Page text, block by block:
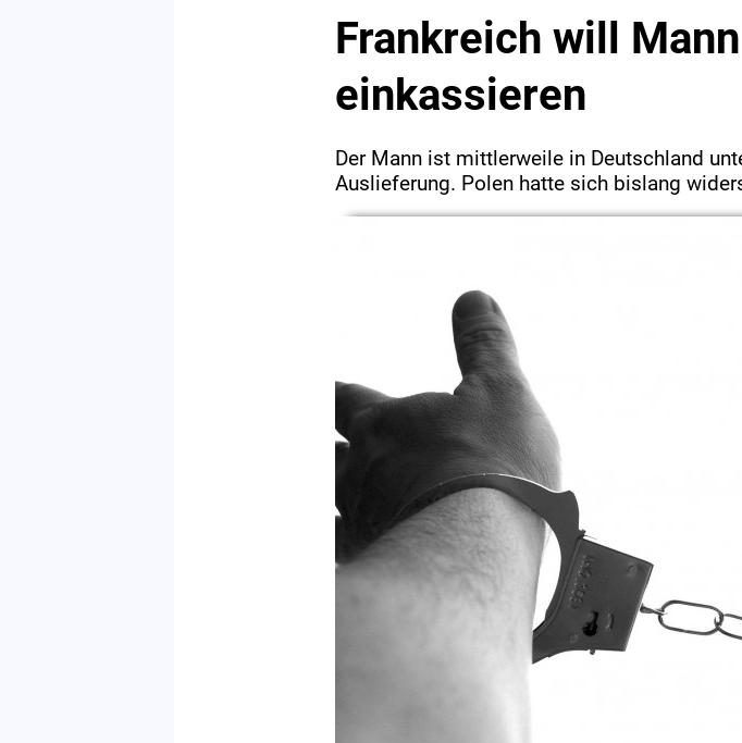
Frankreich will
einkassieren
Der Mann ist mittlerweile in Deutschland
Auslieferung. Polen hatte sich bislang